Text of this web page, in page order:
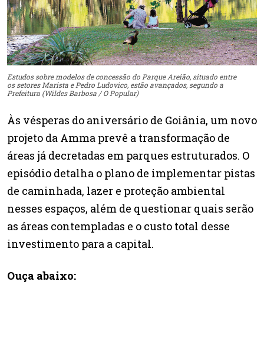
Estudos sobre modelos de concessão do Parque Areião, situado entre
os setores Marista e Pedro Ludovico, estão avançados, segundo a
Prefeitura (Wildes Barbosa / O Popular)
Às vésperas do aniversário de Goiânia, um novo
projeto da Amma prevê a transformação de
áreas já decretadas em parques estruturados. O
episódio detalha o plano de implementar pistas
de caminhada, lazer e proteção ambiental
nesses espaços, além de questionar quais serão
as áreas contempladas e o custo total desse
investimento para a capital.
Ouça abaixo: